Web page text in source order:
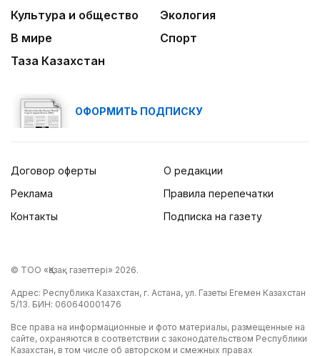
Культура и общество
Экология
В мире
Спорт
Таза Казахстан
ОФОРМИТЬ ПОДПИСКУ
Договор оферты
Реклама
Контакты
О редакции
Правила перепечатки
Подписка на газету
© ТОО «Қазақ газеттері» 2026.
Адрес: Республика Казахстан, г. Астана, ул. Газеты Егемен Казахстан
5/13. БИН: 060640001476
Все права на информационные и фото материалы, размещенные на
сайте, охраняются в соответствии с законодательством Республики
Казахстан, в том числе об авторском и смежных правах